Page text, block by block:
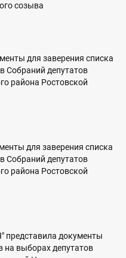
созыва
для заверения списка
Собраний депутатов
района Ростовской
для заверения списка
Собраний депутатов
района Ростовской
документы
на выборах депутатов